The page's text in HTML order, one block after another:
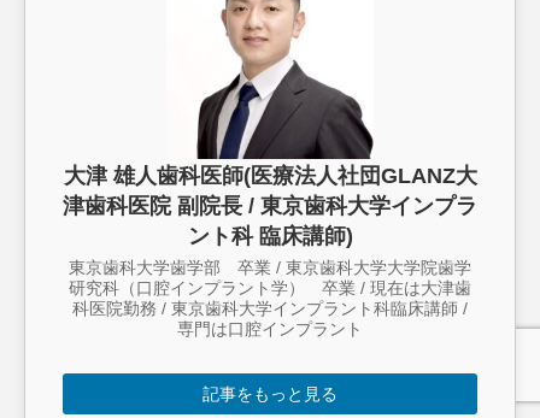
大津 雄人歯科医師(医療法人社団GLANZ大
津歯科医院 副院長 / 東京歯科大学インプラ
ント科 臨床講師)
東京歯科大学歯学部 卒業 / 東京歯科大学大学院歯学
研究科（口腔インプラント学） 卒業 / 現在は大津歯
科医院勤務 / 東京歯科大学インプラント科臨床講師 /
専門は口腔インプラント
記事をもっと見る